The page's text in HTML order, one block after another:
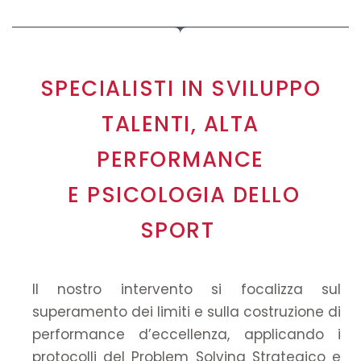
SPECIALISTI IN SVILUPPO
TALENTI, ALTA
PERFORMANCE
E PSICOLOGIA DELLO
SPORT
Il nostro intervento si focalizza sul
superamento dei limiti e sulla costruzione di
performance d’eccellenza, applicando i